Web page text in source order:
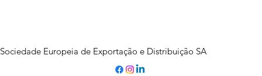
Sociedade Europeia de Exportação e Distribuição SA